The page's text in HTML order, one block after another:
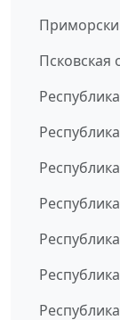
Псковская